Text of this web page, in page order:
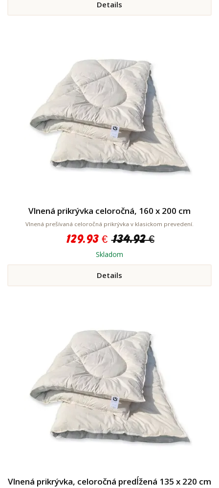
Details
Vlnená prikrývka celoročná, 160 x 200 cm
Vlnená prešívaná celoročná prikrývka v klasickom prevedení.
129.93 € 134.92 €
Skladom
Details
Vlnená prikrývka, celoročná predĺžená 135 x 220 cm